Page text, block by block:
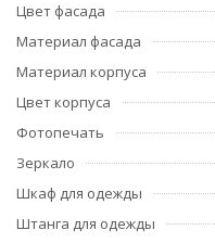
Цвет фасада
Материал фасада
Материал корпуса
Цвет корпуса
Фотопечать
Зеркало
Шкаф для одежды
Штанга для одежды